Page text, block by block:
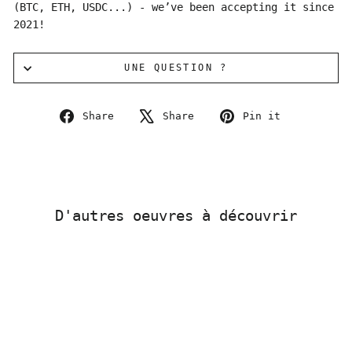
(BTC, ETH, USDC...) - we’ve been accepting it since
2021!
UNE QUESTION ?
Share
Share
Share
Tweet
Pin it
D'autres oeuvres à découvrir